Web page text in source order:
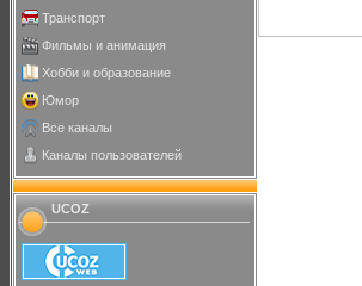
Транспорт
Фильмы и анимация
Хобби и образование
Юмор
Все каналы
Каналы пользователей
UCOZ